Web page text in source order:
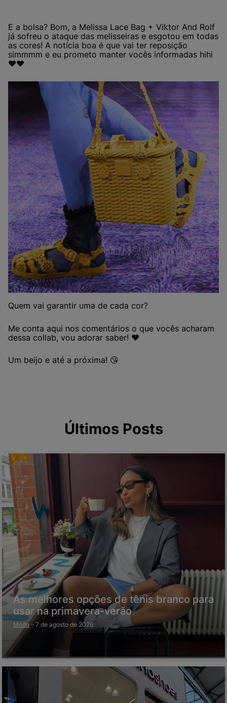
E a bolsa? Bom, a Melissa Lace Bag + Viktor And Rolf
já sofreu o ataque das melisseiras e esgotou em todas
as cores! A notícia boa é que vai ter reposição
simmmm e eu prometo manter vocês informadas hihi
❤❤
Quem vai garantir uma de cada cor?
Me conta aqui nos comentários o que vocês acharam
dessa collab, vou adorar saber! ❤
Um beijo e até a próxima! 😘
Últimos Posts
As melhores opções de tênis branco para
usar na primavera-verão
Moda - 7 de agosto de 2026